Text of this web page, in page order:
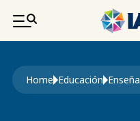
PASAR AL
Ruta de
Home Educación